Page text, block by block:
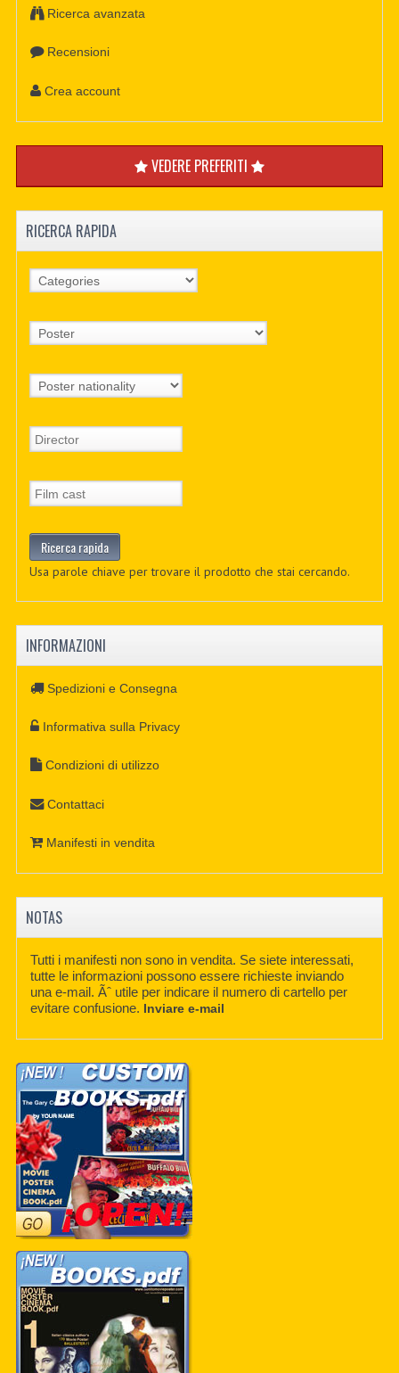
Ricerca avanzata
Recensioni
Crea account
VEDERE PREFERITI
RICERCA RAPIDA
Usa parole chiave per trovare il prodotto che stai cercando.
INFORMAZIONI
Spedizioni e Consegna
Informativa sulla Privacy
Condizioni di utilizzo
Contattaci
Manifesti in vendita
NOTAS
Tutti i manifesti non sono in vendita. Se siete interessati,
tutte le informazioni possono essere richieste inviando
una e-mail. Ãˆ utile per indicare il numero di cartello per
evitare confusione. Inviare e-mail